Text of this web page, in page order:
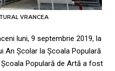
VRANCEA
luni, 9 septembrie 2019, la
An Şcolar la Şcoala Populară
Populară de Artă a fost